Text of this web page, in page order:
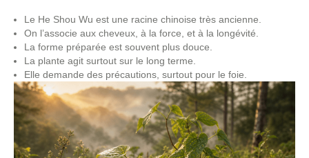
Le He Shou Wu est une racine chinoise très ancienne.
On l’associe aux cheveux, à la force, et à la longévité.
La forme préparée est souvent plus douce.
La plante agit surtout sur le long terme.
Elle demande des précautions, surtout pour le foie.